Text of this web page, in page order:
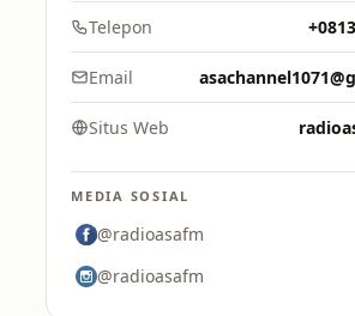
Telepon
Email
Situs Web
MEDIA SOSIAL
@radioasafm
@radioasafm